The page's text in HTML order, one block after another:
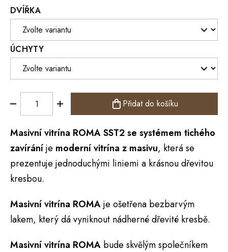
DVÍŘKA
ÚCHYTY
Přidat do košíku
Masivnívitrína ROMASST2 se systémem tichého
zavíráníje moderní vitrína z masivu, která se
prezentuje jednoduchými liniemi a krásnou dřevitou
kresbou.
Masivní vitrína ROMAje ošetřena bezbarvým
lakem, který dá vyniknout nádherné dřevité kresbě.
Masivní vitrína ROMA bude skvělým společníkem